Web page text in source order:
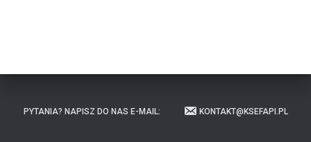
PYTANIA? NAPISZ DO NAS E-MAIL: KONTAKT@KSEFAPI.PL